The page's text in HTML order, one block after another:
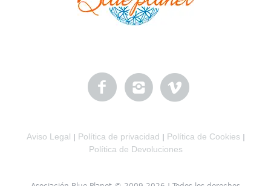
Aviso Legal Política de privacidad Política de Cookies
Política de Devoluciones